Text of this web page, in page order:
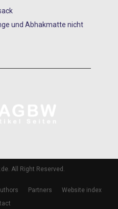
und Abhakmatte nicht
All Right Reserved.
Partners
Website index